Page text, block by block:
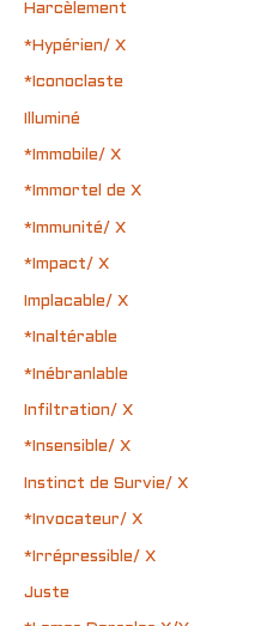
Harcèlement
*Hypérien/ X
*Iconoclaste
Illuminé
*Immobile/ X
*Immortel de X
*Immunité/ X
*Impact/ X
Implacable/ X
*Inaltérable
*Inébranlable
Infiltration/ X
*Insensible/ X
Instinct de Survie/ X
*Invocateur/ X
*Irrépressible/ X
Juste